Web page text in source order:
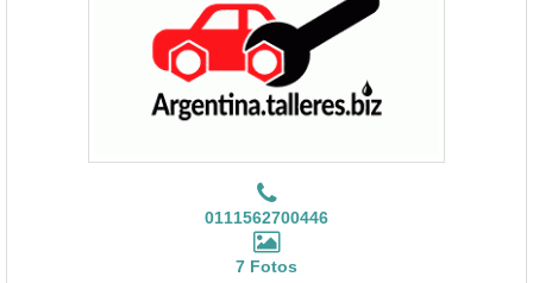
0111562700446
7 Fotos